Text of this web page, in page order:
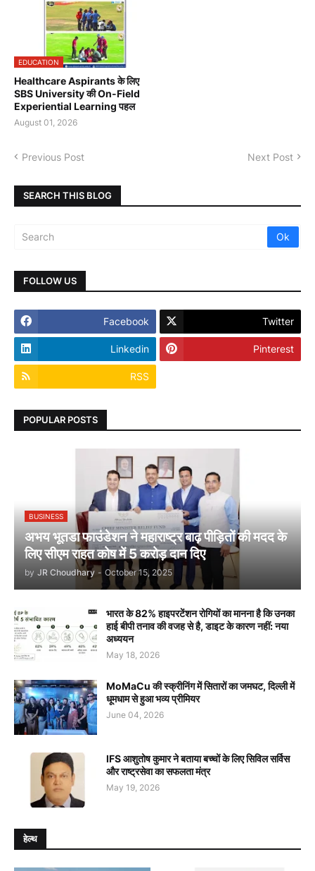
EDUCATION
Healthcare Aspirants के लिए
SBS University की On-Field
Experiential Learning पहल
August 01, 2026
Previous Post Next Post
SEARCH THIS BLOG
FOLLOW US
Facebook Twitter
Linkedin Pinterest
RSS
POPULAR POSTS
BUSINESS
अभय भूतडा फाउंडेशन ने महाराष्ट्र बाढ़ पीड़ितों की मदद के
लिए सीएम राहत कोष में 5 करोड़ दान दिए
by JR Choudhary - October 15, 2025
भारत के 82% हाइपरटेंशन रोगियों का मानना है कि उनका
हाई बीपी तनाव की वजह से है, डाइट के कारण नहीं: नया
अध्ययन
May 18, 2026
MoMaCu की स्क्रीनिंग में सितारों का जमघट, दिल्ली में
धूमधाम से हुआ भव्य प्रीमियर
June 04, 2026
IFS आशुतोष कुमार ने बताया बच्चों के लिए सिविल सर्विस
और राष्ट्रसेवा का सफलता मंत्र
May 19, 2026
हेल्थ